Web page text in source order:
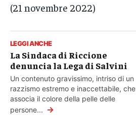
(21 novembre 2022)
LEGGI ANCHE
La Sindaca di Riccione
denuncia la Lega di Salvini
Un contenuto gravissimo, intriso di un
razzismo estremo e inaccettabile, che
associa il colore della pelle delle
persone... →